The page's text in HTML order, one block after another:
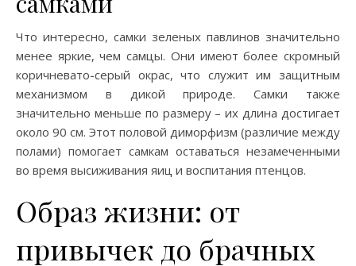
Что интересно, самки зеленых павлинов значительно
менее яркие, чем самцы. Они имеют более скромный
коричневато-серый окрас, что служит им защитным
механизмом в дикой природе. Самки также
значительно меньше по размеру – их длина достигает
около 90 см. Этот половой диморфизм (различие между
полами) помогает самкам оставаться незамеченными
во время высиживания яиц и воспитания птенцов.
Образ жизни: от
привычек до брачных